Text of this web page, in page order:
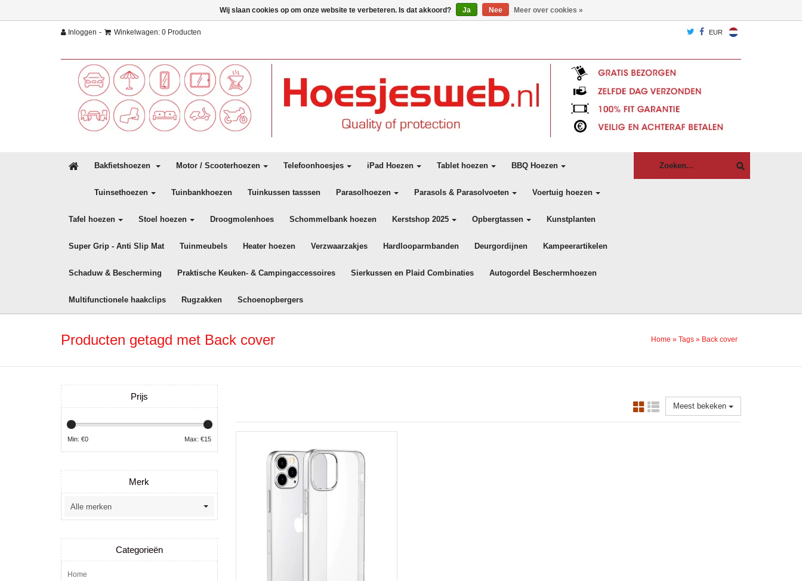
Inloggen - Winkelwagen: 0 Producten EUR
Bakfietshoezen Motor / Scooterhoezen Telefoonhoesjes iPad Hoezen Tablet hoezen BBQ Hoezen
Tuinsethoezen Tuinbankhoezen Tuinkussen tasssen Parasolhoezen Parasols & Parasolvoeten Voertuig hoezen
Tafel hoezen Stoel hoezen Droogmolenhoes Schommelbank hoezen Kerstshop 2025 Opbergtassen Kunstplanten
Super Grip - Anti Slip Mat Tuinmeubels Heater hoezen Verzwaarzakjes Hardlooparmbanden Deurgordijnen Kampeerartikelen
Schaduw & Bescherming Praktische Keuken- & Campingaccessoires Sierkussen en Plaid Combinaties Autogordel Beschermhoezen
Multifunctionele haakclips Rugzakken Schoenopbergers
Producten getagd met Back cover Home » Tags » Back cover
Meest bekeken
Prijs
Min: €0 Max: €15
Merk
Categorieën
Home
Wij slaan cookies op om onze website te verbeteren. Is dat akkoord? Ja Nee Meer over cookies »